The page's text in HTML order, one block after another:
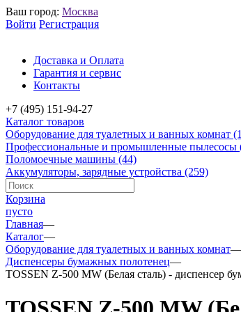
Ваш город: Москва
Войти Регистрация
Доставка и Оплата
Гарантия и сервис
Контакты
+7 (495) 151-94-27
Каталог товаров
Оборудование для туалетных и ванных комнат
Профессиональные и промышленные пылесосы
Поломоечные машины (44)
Аккумуляторы, зарядные устройства (259)
Корзина
пусто
Главная—
Каталог—
Оборудование для туалетных и ванных комнат—
Диспенсеры бумажных полотенец—
TOSSEN Z-500 MW (Белая сталь) - диспенсер